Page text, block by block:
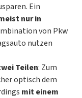
Ein
nur in
von Pkw
nutzen
Teilen: Zum
optisch dem
mit einem